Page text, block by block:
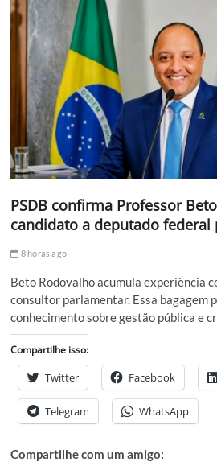
PSDB confirma Professor
candidato a deputado federal
8 horas ago
Beto Rodovalho acumula experiência
consultor parlamentar. Essa bagagem
conhecimento sobre gestão pública e
Compartilhe isso:
Twitter Facebook
Telegram WhatsApp
Compartilhe com um amigo: